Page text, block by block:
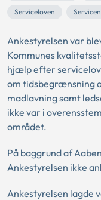
Serviceloven
Ankestyrelsen var
Kommunes
hjælp efter
om tidsbegrænsning
madlavning samt
ikke var i
området.
På baggrund af
Ankestyrelsen ikke
Ankestyrelsen lagde